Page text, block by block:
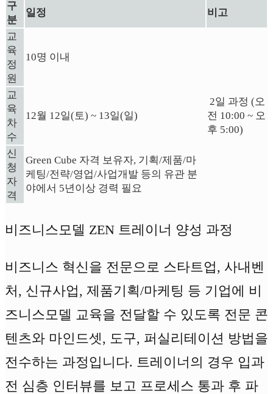
구
분
일정 비고
교
육
정
원
10명 이내
교
육
차
수
12월 12일(토) ~ 13일(일)
2일 과정 (오
전 10:00 ~ 오
후 5:00)
신
청
자
격
Green Cube 자격 보유자, 기획/제품/마
케팅/전략/영업/사업개발 등의 유관 분
야에서 5년이상 경력 필요
비즈니스모델 ZEN 트레이너 양성 과정
비즈니스 혁신을 전문으로 스타트업, 사내벤
처, 신규사업, 제품기획/마케팅 등 기업에 비
즈니스모델 교육을 전달할 수 있도록 전문 콘
텐츠와 마인드셋, 도구, 퍼실리테이션 방법을
전수하는 과정입니다. 트레이너의 경우 입과
전 심층 인터뷰를 보고 프로세스 통과 후 파